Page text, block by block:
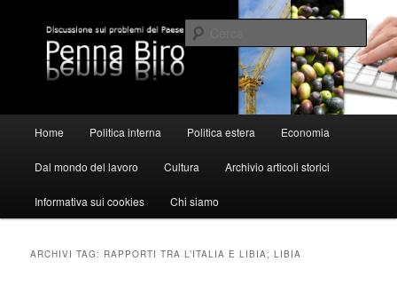
contenuto
principale
contenuto
secondarioPennabiro
Cerca
principale
Home Politica interna Politica estera Economia
Dal mondo del lavoro Cultura Archivio articoli storici
Informativa sui cookies Chi siamo
ARCHIVI TAG: RAPPORTI TRA L’ITALIA E LIBIA; LIBIA